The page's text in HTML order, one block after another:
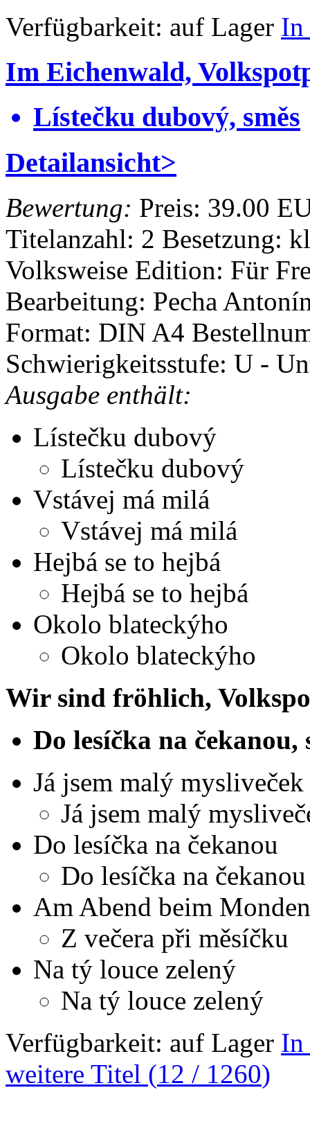
Verfügbarkeit: auf Lager In
Im Eichenwald,
Lístečku dubový, směs
Detailansicht>
Bewertung: Preis: 39.00
Titelanzahl: 2 Besetzung:
Volksweise Edition: Für
Bearbeitung: Pecha
Format: DIN A4
Schwierigkeitsstufe: U -
Ausgabe enthält:
Lístečku dubový
Lístečku dubový
Vstávej má milá
Vstávej má milá
Hejbá se to hejbá
Hejbá se to hejbá
Okolo blateckýho
Okolo blateckýho
Wir sind fröhlich,
Do lesíčka na čekanou,
Já jsem malý mysliveček
Já jsem malý
Do lesíčka na čekanou
Do lesíčka na čekanou
Am Abend beim
Z večera při měsíčku
Na tý louce zelený
Na tý louce zelený
Verfügbarkeit: auf Lager In
weitere Titel (12 / 1260)